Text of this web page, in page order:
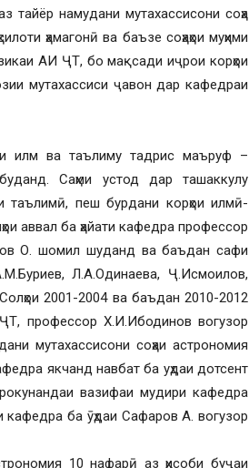
тайёр намудани мутахассисони соҳа
ҳамагонӣ ва баъзе соҳаҳои муҳими
АИ ҶТ, бо мақсади иҷрои корҳои
мутахассиси ҷавон дар кафедраи
илм ва таълиму тадрис маъруф –
Саҳми устод дар ташаккулу
таълимӣ, пеш бурдани корҳои илмӣ-
аввал ба ҳайати кафедра профессор
О. шомил шуданд ва баъдан сафи
Л.А.Одинаева, Ҷ.Исмоилов,
2001-2004 ва баъдан 2010-2012
профессор Х.И.Ибодинов вогузор
мутахассисони соҳаи астрономия
якчанд навбат ба уҳдаи дотсент
вазифаи мудири кафедра
ба ӯҳдаи Сафаров А. вогузор
10 нафарӣ аз ҳисоби буҷаи